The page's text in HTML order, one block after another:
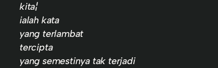
kita¦
ialah kata
yang terlambat
tercipta
yang semestinya tak terjadi